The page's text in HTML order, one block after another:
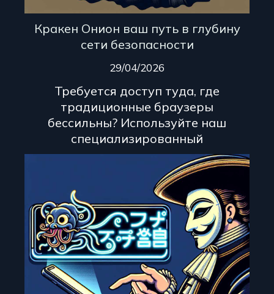
Кракен Онион ваш путь в глубину
сети безопасности
29/04/2026
Требуется доступ туда, где
традиционные браузеры
бессильны? Используйте наш
специализированный